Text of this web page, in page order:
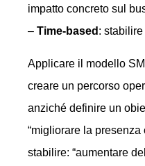
impatto concreto sul
– Time-based :
Applicare il modello
creare un percorso
anziché definire un
“migliorare la presenza
stabilire: “aumentare